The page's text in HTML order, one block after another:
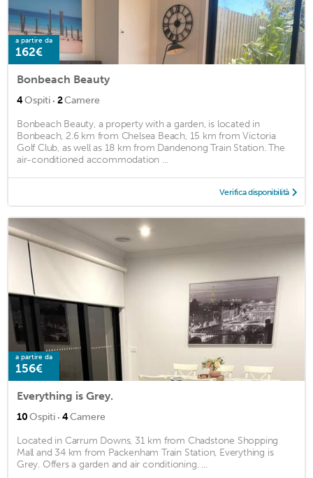
a partire da
162€
Bonbeach Beauty
4Ospiti · 2Camere
Bonbeach Beauty, a property with a garden, is located in
Bonbeach, 2.6 km from Chelsea Beach, 15 km from Victoria
Golf Club, as well as 18 km from Dandenong Train Station. The
air-conditioned accommodation ...
Verifica disponibilità
a partire da
156€
Everything is Grey.
10Ospiti · 4Camere
Located in Carrum Downs, 31 km from Chadstone Shopping
Mall and 34 km from Packenham Train Station, Everything is
Grey. Offers a garden and air conditioning. ...